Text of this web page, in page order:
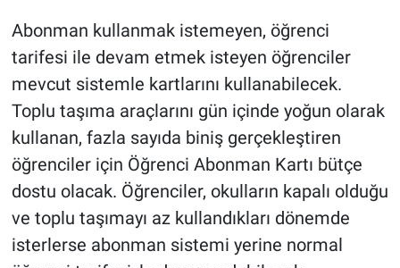
Abonman kullanmak istemeyen, öğrenci
tarifesi ile devam etmek isteyen öğrenciler
mevcut sistemle kartlarını kullanabilecek.
Toplu taşıma araçlarını gün içinde yoğun olarak
kullanan, fazla sayıda biniş gerçekleştiren
öğrenciler için Öğrenci Abonman Kartı bütçe
dostu olacak. Öğrenciler, okulların kapalı olduğu
ve toplu taşımayı az kullandıkları dönemde
isterlerse abonman sistemi yerine normal